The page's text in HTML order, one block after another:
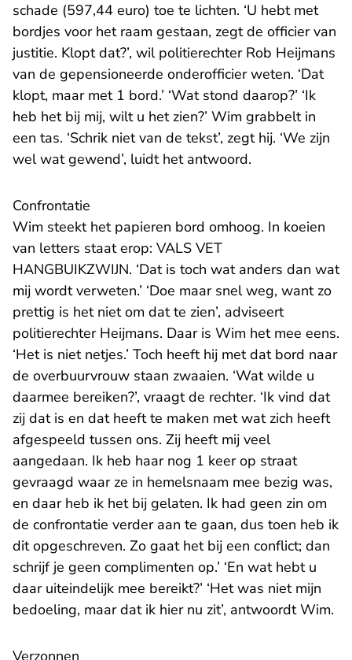
schade (597,44 euro) toe te lichten. ‘U hebt met
bordjes voor het raam gestaan, zegt de officier van
justitie. Klopt dat?’, wil politierechter Rob Heijmans
van de gepensioneerde onderofficier weten. ‘Dat
klopt, maar met 1 bord.’ ‘Wat stond daarop?’ ‘Ik
heb het bij mij, wilt u het zien?’ Wim grabbelt in
een tas. ‘Schrik niet van de tekst’, zegt hij. ‘We zijn
wel wat gewend’, luidt het antwoord.
Confrontatie
Wim steekt het papieren bord omhoog. In koeien
van letters staat erop: VALS VET
HANGBUIKZWIJN. ‘Dat is toch wat anders dan wat
mij wordt verweten.’ ‘Doe maar snel weg, want zo
prettig is het niet om dat te zien’, adviseert
politierechter Heijmans. Daar is Wim het mee eens.
‘Het is niet netjes.’ Toch heeft hij met dat bord naar
de overbuurvrouw staan zwaaien. ‘Wat wilde u
daarmee bereiken?’, vraagt de rechter. ‘Ik vind dat
zij dat is en dat heeft te maken met wat zich heeft
afgespeeld tussen ons. Zij heeft mij veel
aangedaan. Ik heb haar nog 1 keer op straat
gevraagd waar ze in hemelsnaam mee bezig was,
en daar heb ik het bij gelaten. Ik had geen zin om
de confrontatie verder aan te gaan, dus toen heb ik
dit opgeschreven. Zo gaat het bij een conflict; dan
schrijf je geen complimenten op.’ ‘En wat hebt u
daar uiteindelijk mee bereikt?’ ‘Het was niet mijn
bedoeling, maar dat ik hier nu zit’, antwoordt Wim.
Verzonnen